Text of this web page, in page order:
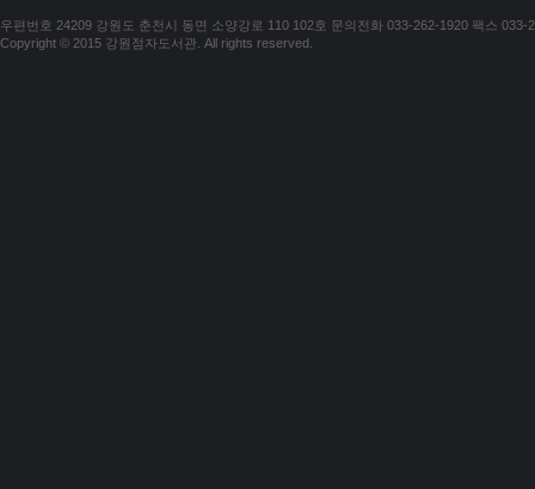
우편번호 24209 강원도 춘천시 동면 소양강로 110 102호 문의전화 033-262-1920 팩스 033-
Copyright © 2015 강원점자도서관. All rights reserved.